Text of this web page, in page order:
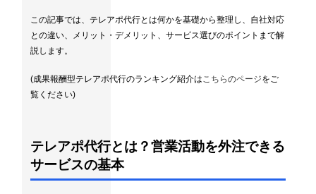
この記事では、テレアポ代行とは何かを基礎から整理し、自社対応
との違い、メリット・デメリット、サービス選びのポイントまで解
説します。
(成果報酬型テレアポ代行のランキング紹介はこちらのページをご
覧ください)
テレアポ代行とは？営業活動を外注できる
サービスの基本